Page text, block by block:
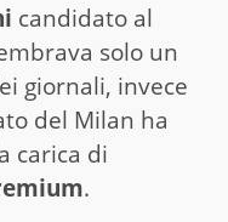
candidato al
solo un
giornali, invece
del Milan ha
carica di
.